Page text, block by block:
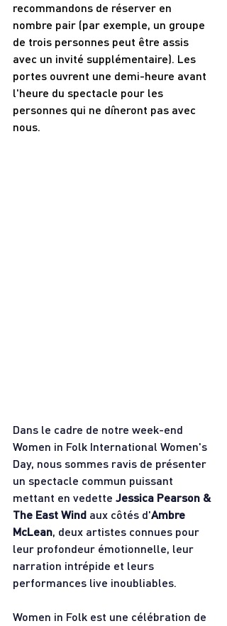
recommandons de réserver en
nombre pair (par exemple, un groupe
de trois personnes peut être assis
avec un invité supplémentaire). Les
portes ouvrent une demi-heure avant
l'heure du spectacle pour les
personnes qui ne dîneront pas avec
nous.
Dans le cadre de notre week-end
Women in Folk International Women's
Day, nous sommes ravis de présenter
un spectacle commun puissant
mettant en vedette Jessica Pearson &
The East Wind aux côtés d'Ambre
McLean, deux artistes connues pour
leur profondeur émotionnelle, leur
narration intrépide et leurs
performances live inoubliables.
Women in Folk est une célébration de